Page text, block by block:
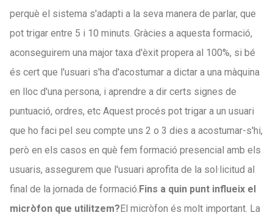
perquè el sistema s'adapti a la seva manera de parlar, que
pot trigar entre 5 i 10 minuts. Gràcies a aquesta formació,
aconseguirem una major taxa d'èxit propera al 100%, si bé
és cert que l'usuari s'ha d'acostumar a dictar a una màquina
en lloc d'una persona, i aprendre a dir certs signes de
puntuació, ordres, etc Aquest procés pot trigar a un usuari
que ho faci pel seu compte uns 2 o 3 dies a acostumar-s'hi,
però en els casos en què fem formació presencial amb els
usuaris, assegurem que l'usuari aprofita de la sol·licitud al
final de la jornada de formació.Fins a quin punt influeix el
micròfon que utilitzem?El micròfon és molt important. La